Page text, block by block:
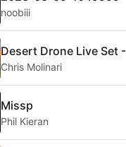
noobiii
Desert Drone Live Set
Chris Molinari
Missp
Phil Kieran